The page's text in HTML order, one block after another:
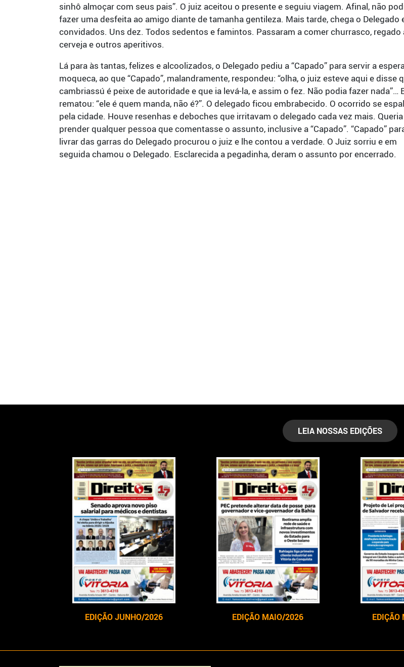
sinhô almoçar com seus pais”. O juiz aceitou o presente e seguiu viagem. Afinal, não
fazer uma desfeita ao amigo diante de tamanha gentileza. Mais tarde, chega o Delegado
convidados. Uns dez. Todos sedentos e famintos. Passaram a comer churrasco, regado
cerveja e outros aperitivos.
Lá para às tantas, felizes e alcoolizados, o Delegado pediu a “Capado” para servir a
moqueca, ao que “Capado”, malandramente, respondeu: “olha, o juiz esteve aqui e disse
cambriassú é peixe de autoridade e que ia levá-la, e assim o fez. Não podia fazer nada”…
rematou: “ele é quem manda, não é?”. O delegado ficou embrabecido. O ocorrido se
pela cidade. Houve resenhas e deboches que irritavam o delegado cada vez mais. Queria
prender qualquer pessoa que comentasse o assunto, inclusive a “Capado”. “Capado”
livrar das garras do Delegado procurou o juiz e lhe contou a verdade. O Juiz sorriu e em
seguida chamou o Delegado. Esclarecida a pegadinha, deram o assunto por encerrado.
LEIA NOSSAS EDIÇÕES
EDIÇÃO JUNHO/2026 EDIÇÃO MAIO/2026